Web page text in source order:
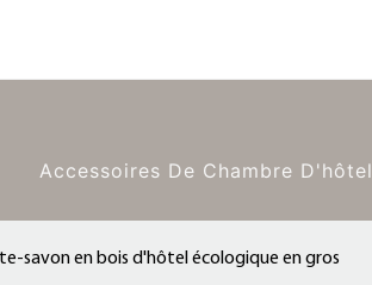
Accessoires De Chambre D'hôtel
savon en bois d'hôtel écologique en gros